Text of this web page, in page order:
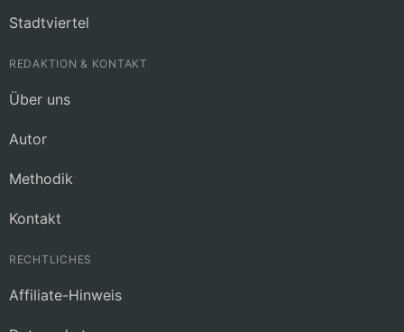
Stadtviertel
REDAKTION & KONTAKT
Über uns
Autor
Methodik
Kontakt
RECHTLICHES
Affiliate-Hinweis